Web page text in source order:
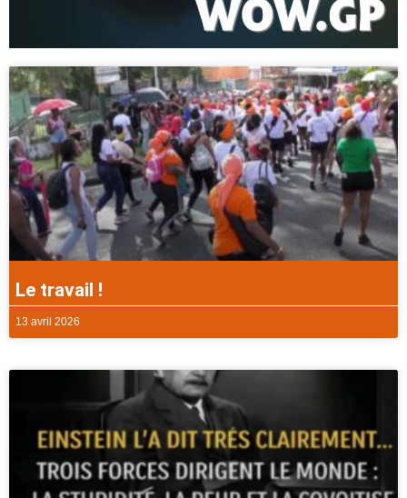
Le travail !
13 avril 2026